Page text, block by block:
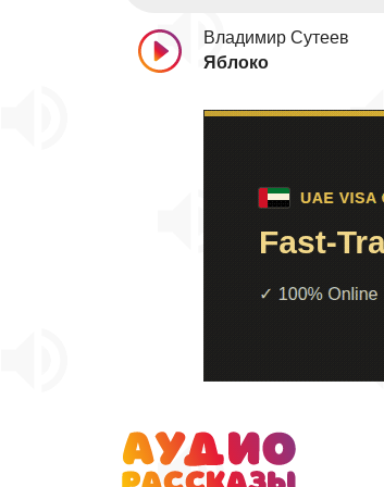
Владимир Сутеев
Яблоко